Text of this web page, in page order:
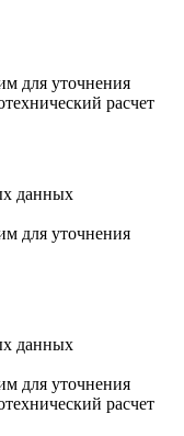
для уточнения
расчет
данных
для уточнения
данных
для уточнения
расчет